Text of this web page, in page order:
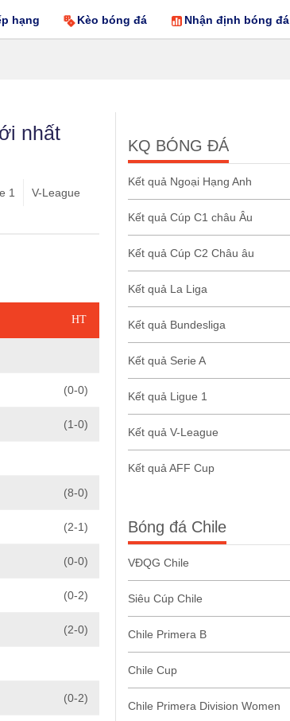
hạng Kèo bóng đá Nhận định bóng đá
nhất
1 V-League
HT
(0-0)
(1-0)
(8-0)
(2-1)
(0-0)
(0-2)
(2-0)
(0-2)
KQ BÓNG ĐÁ
Kết quả Ngoại Hạng Anh
Kết quả Cúp C1 châu Âu
Kết quả Cúp C2 Châu âu
Kết quả La Liga
Kết quả Bundesliga
Kết quả Serie A
Kết quả Ligue 1
Kết quả V-League
Kết quả AFF Cup
Bóng đá Chile
VĐQG Chile
Siêu Cúp Chile
Chile Primera B
Chile Cup
Chile Primera Division Women